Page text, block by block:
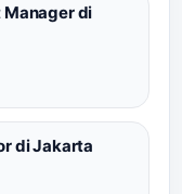
Manager di
di Jakarta